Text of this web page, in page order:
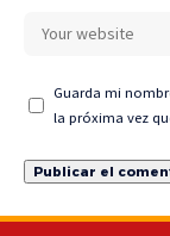
Guarda mi
la próxima vez